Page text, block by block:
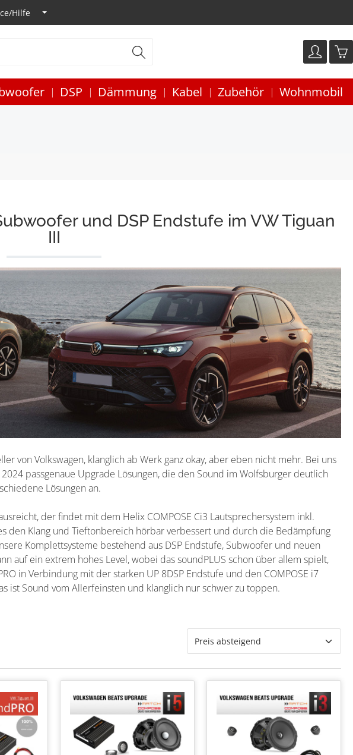
Hilfe
DSP Dämmung Kabel Zubehör Wohnmobil
und DSP Endstufe im VW Tiguan
III
von Volkswagen, klanglich ab Werk ganz okay, aber eben nicht mehr. Bei uns
passgenaue Upgrade Lösungen, die den Sound im Wolfsburger deutlich
Lösungen an.
der findet mit dem Helix COMPOSE Ci3 Lautsprechersystem inkl.
den Klang und Tieftonbereich hörbar verbessert und durch die Bedämpfung
Komplettsysteme bestehend aus DSP Endstufe, Subwoofer und neuen
auf ein extrem hohes Level, wobei das soundPLUS schon über allem spielt,
in Verbindung mit der starken UP 8DSP Endstufe und den COMPOSE i7
ist Sound vom Allerfeinsten und klanglich nur schwer zu toppen.